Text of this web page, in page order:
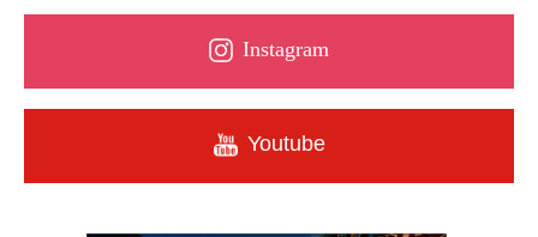
Instagram
Youtube